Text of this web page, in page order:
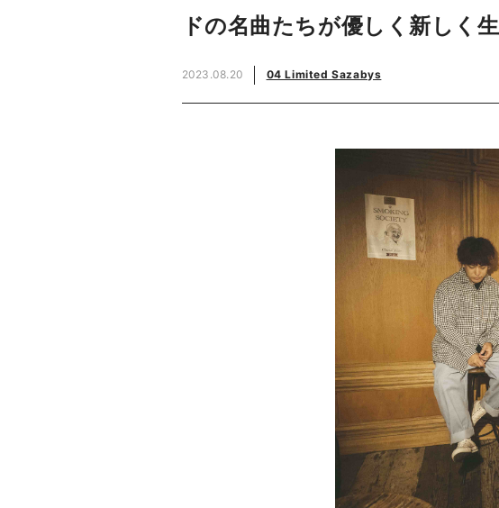
ドの名曲たちが優しく新しく
2023.08.20 04 Limited Sazabys